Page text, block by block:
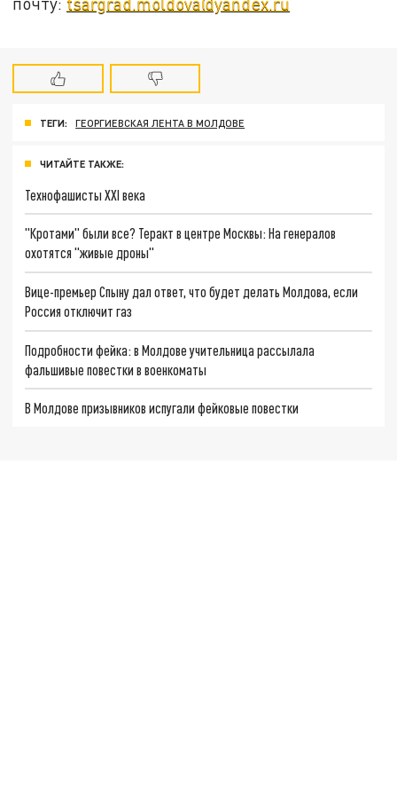
ТЕГИ: ГЕОРГИЕВСКАЯ ЛЕНТА В МОЛДОВЕ
ЧИТАЙТЕ ТАКЖЕ:
Технофашисты XXI века
"Кротами" были все? Теракт в центре Москвы: На генералов
охотятся "живые дроны"
Вице-премьер Спыну дал ответ, что будет делать Молдова, если
Россия отключит газ
Подробности фейка: в Молдове учительница рассылала
фальшивые повестки в военкоматы
В Молдове призывников испугали фейковые повестки